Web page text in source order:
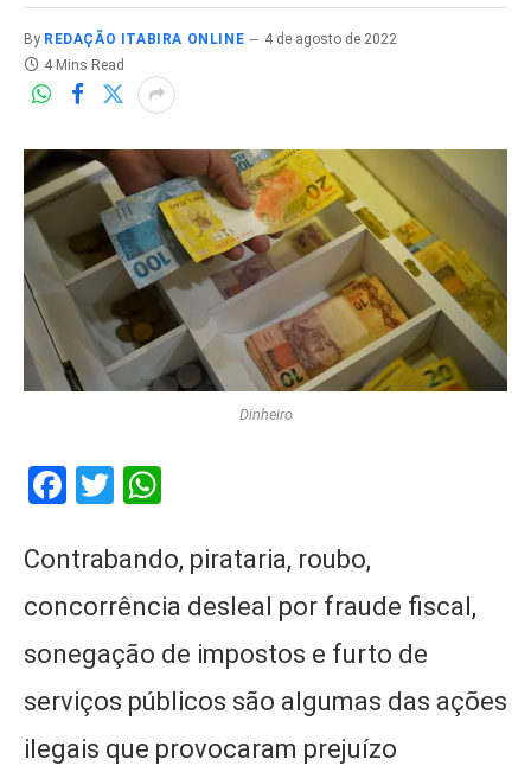
By REDAÇÃO ITABIRA ONLINE
4 de agosto de 2022
4 Mins Read
Dinheiro
Facebook
Twitter
Contrabando, pirataria, roubo,
concorrência desleal por fraude fiscal,
sonegação de impostos e furto de
serviços públicos são algumas das ações
ilegais que provocaram prejuízo